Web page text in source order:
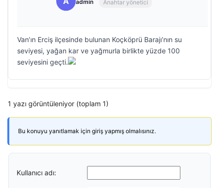
admin Anahtar yönetici
Van’ın Erciş ilçesinde bulunan Koçköprü Barajı’nın su
seviyesi, yağan kar ve yağmurla birlikte yüzde 100
seviyesini geçti.
1 yazı görüntüleniyor (toplam 1)
Bu konuyu yanıtlamak için giriş yapmış olmalısınız.
Kullanıcı adı: